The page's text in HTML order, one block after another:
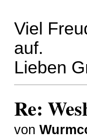
Viel
auf.
Lieben
Re:
von